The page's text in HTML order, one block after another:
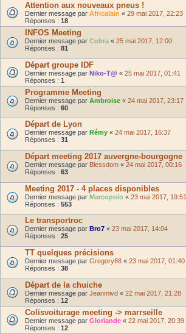
Attention aux nouveaux pneus !
Dernier message par Africalain « 29 mai 2017, 22:23
Réponses : 18
INFOS Meeting
Dernier message par Cobra « 25 mai 2017, 12:00
Réponses : 81
Départ groupe IDF
Dernier message par Niko-T@ « 25 mai 2017, 01:41
Réponses : 1
Programme Meeting
Dernier message par Ambroise « 24 mai 2017, 23:17
Réponses : 60
Départ de Lyon
Dernier message par Rémy « 24 mai 2017, 16:37
Réponses : 31
Départ meeting 2017 auvergne-bourgogne
Dernier message par Blessdom « 24 mai 2017, 00:16
Réponses : 63
Meeting 2017 - 4 places disponibles
Dernier message par Marcopolo « 23 mai 2017, 19:51
Réponses : 553
Le transportroc
Dernier message par Bro7 « 23 mai 2017, 14:04
Réponses : 25
TT quelques précisions
Dernier message par Gregory88 « 23 mai 2017, 01:40
Réponses : 38
Départ de la chuiche
Dernier message par Jeanmivd « 22 mai 2017, 21:28
Réponses : 12
Colisvoiturage meeting -> marrseille
Dernier message par Gloriande « 22 mai 2017, 20:39
Réponses : 12